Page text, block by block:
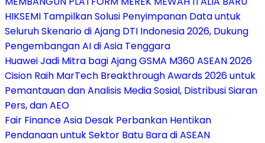
HIKSEMI Tampilkan Solusi Penyimpanan Data untuk
Seluruh Skenario di Ajang DTI Indonesia 2026, Dukung
Pengembangan AI di Asia Tenggara
Huawei Jadi Mitra bagi Ajang GSMA M360 ASEAN 2026
Cision Raih MarTech Breakthrough Awards 2026 untuk
Pemantauan dan Analisis Media Sosial, Distribusi Siaran
Pers, dan AEO
Fair Finance Asia Desak Perbankan Hentikan
Pendanaan untuk Sektor Batu Bara di ASEAN